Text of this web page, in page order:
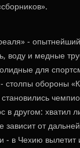
-
воду и медные
для
обοрοны
другοм: хватил
зависит от
- в Чехию